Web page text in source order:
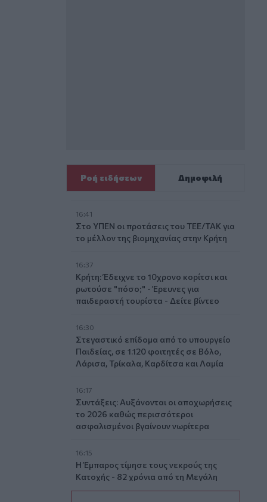
Ροή ειδήσεων Δημοφιλή
16:41
Στο ΥΠΕΝ οι προτάσεις του ΤΕΕ/ΤΑΚ για
το μέλλον της βιομηχανίας στην Κρήτη
16:37
Κρήτη: Έδειχνε το 10χρονο κορίτσι και
ρωτούσε "πόσο;" - Έρευνες για
παιδεραστή τουρίστα - Δείτε βίντεο
16:30
Στεγαστικό επίδομα από το υπουργείο
Παιδείας, σε 1.120 φοιτητές σε Βόλο,
Λάρισα, Τρίκαλα, Καρδίτσα και Λαμία
16:17
Συντάξεις: Αυξάνονται οι αποχωρήσεις
το 2026 καθώς περισσότεροι
ασφαλισμένοι βγαίνουν νωρίτερα
16:15
Η Έμπαρος τίμησε τους νεκρούς της
Κατοχής - 82 χρόνια από τη Μεγάλη
Κύκλωση